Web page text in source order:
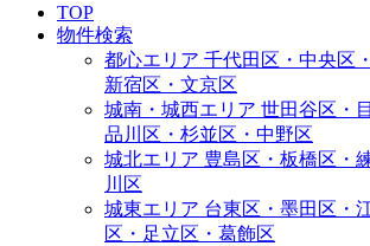
TOP
物件検索
都心エリア 千代田区・中央区
新宿区・文京区
城南・城西エリア 世田谷区・
品川区・杉並区・中野区
城北エリア 豊島区・板橋区・
川区
城東エリア 台東区・墨田区・
区・足立区・葛飾区